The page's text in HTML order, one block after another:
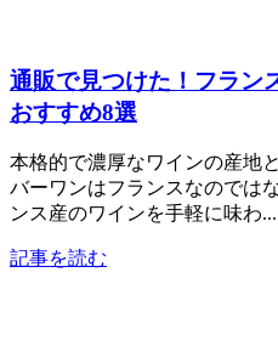
通販で見つけた！フラン
おすすめ8選
本格的で濃厚なワインの産地
バーワンはフランスなのでは
ンス産のワインを手軽に味わ...
記事を読む